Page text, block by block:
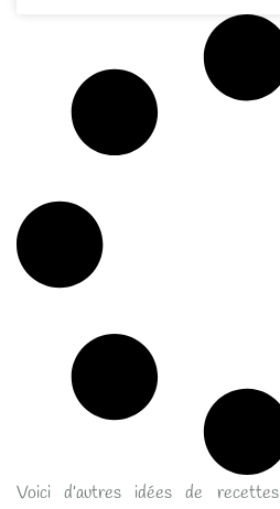
Voici d’autres idées de